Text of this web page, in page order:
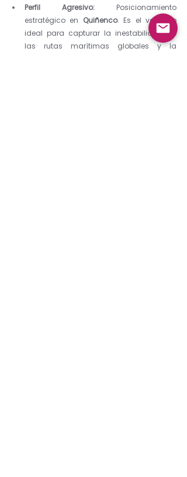
Perfil Agresivo: Posicionamiento
estratégico en Quiñenco. Es el vehículo
ideal para capturar la inestabilidad de
las rutas marítimas globales y la